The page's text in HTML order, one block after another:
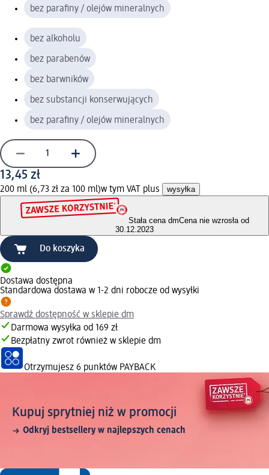
bez parafiny / olejów mineralnych
bez alkoholu
bez parabenów
bez barwników
bez substancji konserwujących
bez parafiny / olejów mineralnych
13,45 zł
200 ml (6,73 zł za 100 ml)w tym VAT plus wysyłka
Stała cena dmCena nie wzrosła od
30.12.2023
Do koszyka
Dostawa dostępna
Standardowa dostawa w 1-2 dni robocze od wysyłki
Sprawdź dostępność w sklepie dm
Darmowa wysyłka od 169 zł
Bezpłatny zwrot również w sklepie dm
Otrzymujesz 6 punktów PAYBACK
Kupuj sprytniej niż w promocji
Odkryj bestsellery w najlepszych cenach